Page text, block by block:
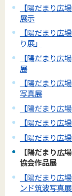
【陽だまり広
展示
【陽だまり広
り展」
【陽だまり広
展
【陽だまり広
写真展
【陽だまり広
【陽だまり広
【陽だまり広
【陽だまり広
協会作品展
【陽だまり広
ンド筑波写真展